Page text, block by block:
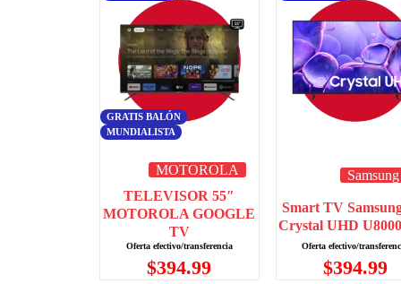
GRATIS BALÓN
MUNDIALISTA
MOTOROLA
TELEVISOR 55″
MOTOROLA GOOGLE
TV
$394.99
Samsung
Smart TV
Crystal UHD
$394.99